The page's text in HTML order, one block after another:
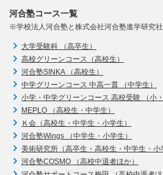
河合塾コース一覧
※学校法人河合塾と株式会社河合塾進学研究社
大学受験科 （高卒生）
高校グリーンコース（高校生）
河合塾SINKA （高校生）
中学グリーンコース 中高一貫 （中学生）
小学・中学グリーンコース 高校受験 （小・
MEPLO （高校生・中学生）
Ｋ会（高校生・中学生・小学生）
河合塾Wings （中学生・小学生）
美術研究所（高卒生・高校生・中学生・小
河合塾COSMO （高校中退者ほか）